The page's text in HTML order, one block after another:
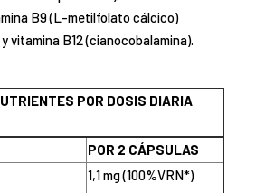
B9 (L-metilfolato cálcico)
vitamina B12 (cianocobalamina).
POR DOSIS DIARIA
POR 2 CÁPSULAS
1,1 mg (100%VRN*)